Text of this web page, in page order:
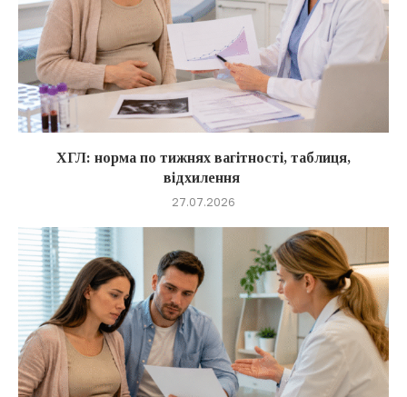
ХГЛ: норма по тижнях вагітності, таблиця,
відхилення
27.07.2026